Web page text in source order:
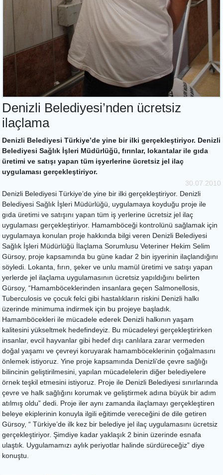
Denizli Belediyesi’nden ücretsiz
ilaçlama
Denizli Belediyesi Türkiye’de yine bir ilki gerçekleştiriyor. Denizli
Belediyesi Sağlık İşleri Müdürlüğü, fırınlar, lokantalar ile gıda
üretimi ve satışı yapan tüm işyerlerine ücretsiz jel ilaç
uygulaması gerçekleştiriyor.
30.07.2010
Denizli Belediyesi Türkiye’de yine bir ilki gerçekleştiriyor. Denizli
Belediyesi Sağlık İşleri Müdürlüğü, uygulamaya koyduğu proje ile
gıda üretimi ve satışını yapan tüm iş yerlerine ücretsiz jel ilaç
uygulaması gerçekleştiriyor. Hamamböceği kontrolünü sağlamak için
uygulamaya konulan proje hakkında bilgi veren Denizli Belediyesi
Sağlık İşleri Müdürlüğü İlaçlama Sorumlusu Veteriner Hekim Selim
Gürsoy, proje kapsamında bu güne kadar 2 bin işyerinin ilaçlandığını
söyledi. Lokanta, fırın, şeker ve unlu mamül üretimi ve satışı yapan
yerlerde jel ilaçlama uygulamasının ücretsiz yapıldığını belirten
Gürsoy, “Hamamböceklerinden insanlara geçen Salmonellosis,
Tuberculosis ve çocuk felci gibi hastalıkların riskini Denizli halkı
üzerinde minimuma indirmek için bu projeye başladık.
Hamamböcekleri ile mücadele ederek Denizli halkının yaşam
kalitesini yükseltmek hedefindeyiz. Bu mücadeleyi gerçekleştirirken
insanlar, evcil hayvanlar gibi hedef dışı canlılara zarar vermeden
doğal yaşamı ve çevreyi koruyarak hamamböceklerinin çoğalmasını
önlemek istiyoruz. Yine proje kapsamında Denizli’de çevre sağlığı
bilincinin geliştirilmesini, yapılan mücadelelerin diğer belediyelere
örnek teşkil etmesini istiyoruz. Proje ile Denizli Belediyesi sınırlarında
çevre ve halk sağlığını korumak ve geliştirmek adına büyük bir adım
atılmış oldu” dedi. Proje iler aynı zamanda ilaçlamayı gerçekleştiren
beleye ekiplerinin konuyla ilgili eğitimde vereceğini de dile getiren
Gürsoy, “ Türkiye’de ilk kez bir belediye jel ilaç uygulamasını ücretsiz
gerçekleştiriyor. Şimdiye kadar yaklaşık 2 binin üzerinde esnafa
ulaştık. Uygulamamızı aylık periyotlar halinde sürdüreceğiz” diye
konuştu.